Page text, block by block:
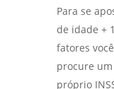
Para se
de idade +
fatores
procure
próprio